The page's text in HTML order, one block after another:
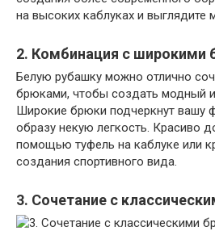
на высоких каблуках и выглядите
2. Комбинация с широкими
Белую рубашку можно отлично
брюками, чтобы создать модный
Широкие брюки подчеркнут вашу
образу некую легкость. Красиво
помощью туфель на каблуке или
создания спортивного вида.
3. Сочетание с